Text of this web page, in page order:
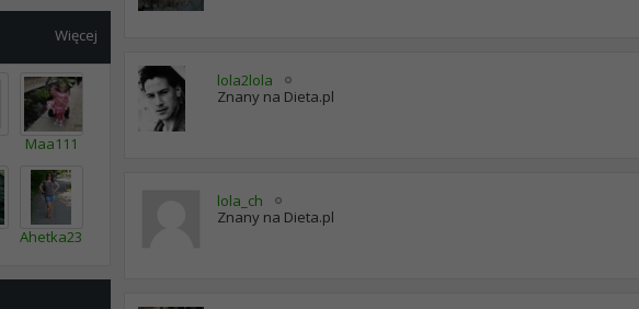
Więcej
Maa111
Ahetka23
lola2lola
Znany na Dieta.pl
lola_ch
Znany na Dieta.pl